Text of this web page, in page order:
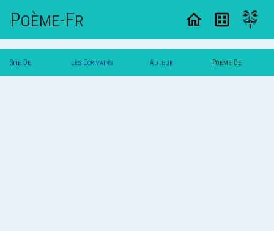
Poème-Fr
Site De Les Ecrivains Auteur Poeme De